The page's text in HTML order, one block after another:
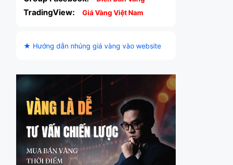
TradingView: Giá Vàng Việt Nam
★ Hướng dẫn nhúng giá vàng vào website